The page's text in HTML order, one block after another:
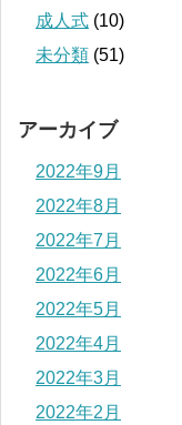
成人式 (10)
未分類 (51)
アーカイブ
2022年9月
2022年8月
2022年7月
2022年6月
2022年5月
2022年4月
2022年3月
2022年2月